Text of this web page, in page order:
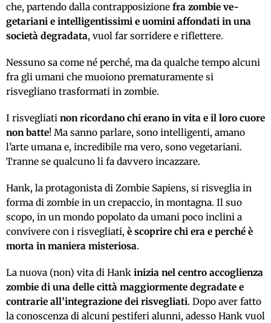
che, partendo dalla contrap­posizione fra zombie ve­
getariani e intelligentis­simi e uomini affondati in una
società degradata, vuol far sorridere e riflettere.
Nessuno sa come né perché, ma da qualche tempo alcuni
fra gli umani che muoiono prematuramente si
risvegliano trasformati in zombie.
I risvegliati non ricordano chi erano in vita e il loro cuore
non batte! Ma sanno parlare, sono intelligenti, amano
l’arte umana e, incredibile ma vero, sono vegetariani.
Tranne se qualcuno li fa davvero incazzare.
Hank, la protagonista di Zombie Sapiens, si risveglia in
forma di zombie in un crepaccio, in montagna. Il suo
scopo, in un mondo popolato da umani poco inclini a
convivere con i risvegliati, è scoprire chi era e perché è
morta in maniera misteriosa.
La nuova (non) vita di Hank inizia nel centro accoglienza
zombie di una delle città maggiormente degradate e
contrarie all’integrazione dei risvegliati. Dopo aver fatto
la conoscenza di alcuni pestiferi alunni, adesso Hank vuol